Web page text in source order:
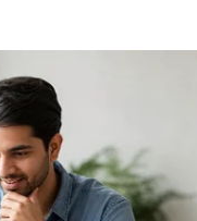
போட்டிக்குப்
கண்ணீரை மறைக்க
தெளிவாகத்
சமூக
இருக்கும்